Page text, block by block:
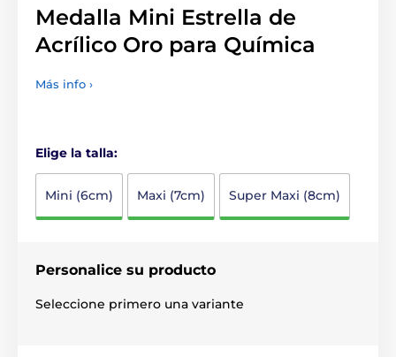
Medalla Mini Estrella de
Acrílico Oro para Química
Más info ›
Elige la talla:
Mini (6cm) Maxi (7cm) Super Maxi (8cm)
Personalice su producto
Seleccione primero una variante